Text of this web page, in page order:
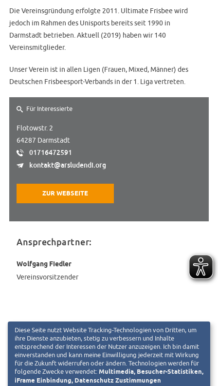
Die Vereinsgründung erfolgte 2011. Ultimate Frisbee wird
jedoch im Rahmen des Unisports bereits seit 1990 in
Darmstadt betrieben. Aktuell (2019) haben wir 140
Vereinsmitglieder.
Unser Verein ist in allen Ligen (Frauen, Mixed, Männer) des
Deutschen Frisbeesport-Verbands in der 1. Liga vertreten.
Für Interessierte
Flotowstr. 2
64287 Darmstadt
01716472591
kontakt@arsludendi.org
ZUR WEBSEITE
Ansprechpartner:
Wolfgang Fiedler
Vereinsvorsitzender
« Zurück zur Liste
Ist das Ihr Verein und Sie möchten das Vereinsportrait anpassen?
Fordern Sie jetzt den Bearbeitungslink an. Diesen senden wir an die
hinterlegte E-Mail-Adresse. Bei Fragen schreiben Sie uns eine E-Mail an
vereine@heag.de.
Diese Seite nutzt Website Tracking-Technologien von Dritten, um
ihre Dienste anzubieten, stetig zu verbessern und Inhalte
entsprechend der Interessen der Nutzer anzuzeigen. Ich bin damit
einverstanden und kann meine Einwilligung jederzeit mit Wirkung
für die Zukunft widerrufen oder ändern. Technologien werden für
folgende Zwecke verwendet: Multimedia, Besucher-Statistiken,
iFrame Einbindung, Datenschutz Zustimmungen